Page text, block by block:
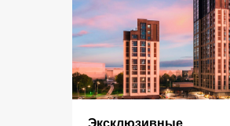
ЭксклюзивныеКАТАЛОГ